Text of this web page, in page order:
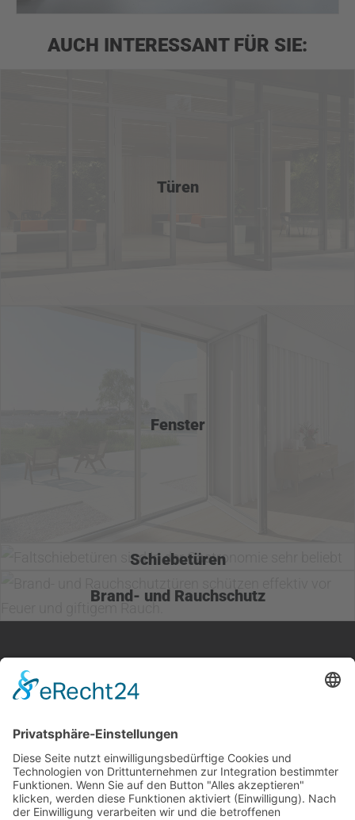
AUCH INTERESSANT FÜR SIE:
Türen
Fenster
Schiebetüren
Brand- und Rauchschutz
Instagram
MBS Metallbau Schöttle
GmbH
Werner-von-Siemens-
Leistungen
Unternehmen
Nachhaltigkeit